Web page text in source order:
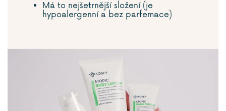
Má to nejšetrnější složení (je
hypoalergenní a bez parfemace)